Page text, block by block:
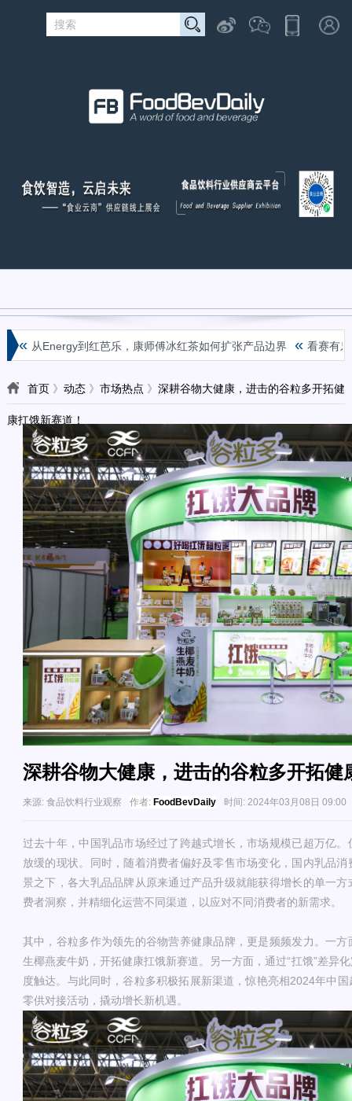
Energy到红芭乐，康师傅冰红茶如何扩张产品边界 « 看赛有乐事！群
首页》 动态》 市场热点 》 深耕谷物大健康，进击的谷粒多开拓健
康扛饿新赛道！
深耕谷物大健康，进击的谷粒多开拓健
来源: 食品饮料行业观察 作者: FoodBevDaily 时间: 2024年03月08日 09:00
过去十年，中国乳品市场经过了跨越式增长，市场规模已超万亿
放缓的现状。同时，随着消费者偏好及零售市场变化，国内乳品
景之下，各大乳品品牌从原来通过产品升级就能获得增长的单一
费者洞察，并精细化运营不同渠道，以应对不同消费者的新需求。
其中，谷粒多作为领先的谷物营养健康品牌，更是频频发力。一
生椰燕麦牛奶，开拓健康扛饿新赛道。另一方面，通过“扛饿”差异
度触达。与此同时，谷粒多积极拓展新渠道，惊艳亮相2024年中
零供对接活动，撬动增长新机遇。